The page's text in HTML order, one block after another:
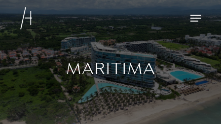
main
content
Menu
MARITIMA